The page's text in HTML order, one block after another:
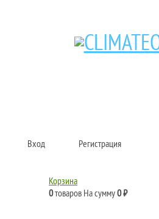
Кондиционеры и сплит-системы, газовые
Вход Регистрация
Корзина
0товаров На сумму0 ₽